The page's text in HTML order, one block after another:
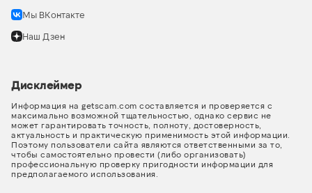
Мы ВКонтакте
Наш Дзен
Дисклеймер
Информация на getscam.com составляется и проверяется с
максимально возможной тщательностью, однако сервис не
может гарантировать точность, полноту, достоверность,
актуальность и практическую применимость этой информации.
Поэтому пользователи сайта являются ответственными за то,
чтобы самостоятельно провести (либо организовать)
профессиональную проверку пригодности информации для
предполагаемого использования.